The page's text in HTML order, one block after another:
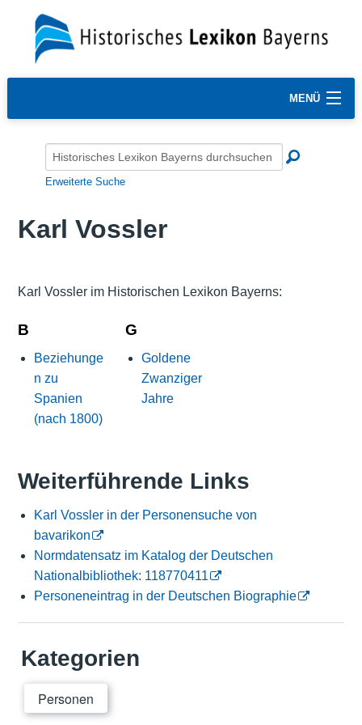
MENÜ
Erweiterte Suche
Karl Vossler
Karl Vossler im Historischen Lexikon Bayerns:
B
Beziehunge
n zu
Spanien
(nach 1800)
G
Goldene
Zwanziger
Jahre
Weiterführende Links
Karl Vossler in der Personensuche von
bavarikon
Normdatensatz im Katalog der Deutschen
Nationalbibliothek: 118770411
Personeneintrag in der Deutschen Biographie
Kategorien
Personen